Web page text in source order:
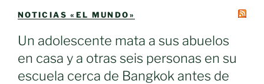
NOTICIAS «EL MUNDO»
Un adolescente mata a sus abuelos
en casa y a otras seis personas en su
escuela cerca de Bangkok antes de